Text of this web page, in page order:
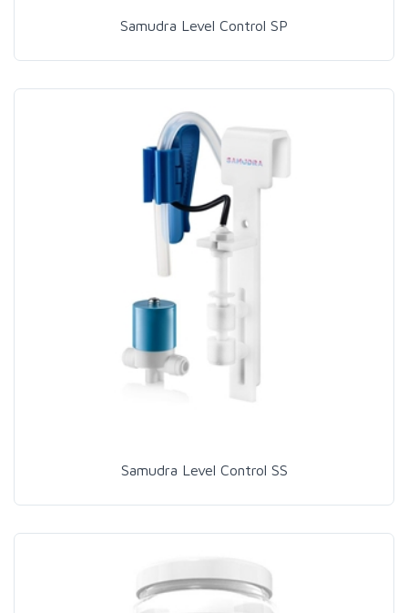
Samudra Level Control SP
Samudra Level Control SS